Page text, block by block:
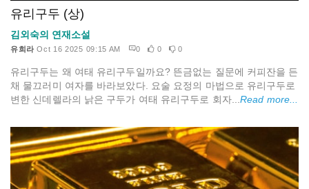
유리구두 (상)
김외숙의 연재소설
유희라 Oct 16 2025 09:15 AM 0 0 0
유리구두는 왜 여태 유리구두일까요? 뜬금없는 질문에 커피잔을 든
채 물끄러미 여자를 바라보았다. 요술 요정의 마법으로 유리구두로
변한 신데렐라의 낡은 구두가 여태 유리구두로 회자...Read more...